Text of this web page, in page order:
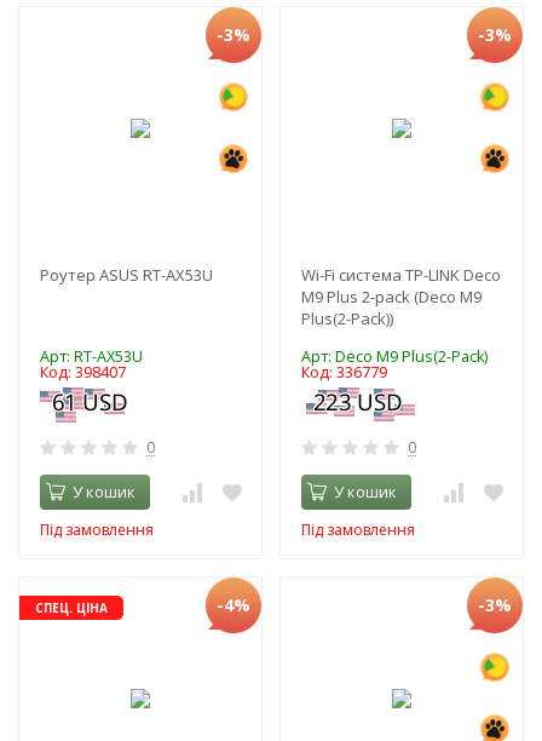
-3%
Роутер ASUS RT-AX53U
Арт: RT-AX53U
Код: 398407
0
У кошик
Під замовлення
-3%
Wi-Fi система TP-LINK Deco
M9 Plus 2-pack (Deco M9
Plus(2-Pack))
Арт: Deco M9 Plus(2-Pack)
Код: 336779
0
У кошик
Під замовлення
СПЕЦ. ЦІНА -4% -3%